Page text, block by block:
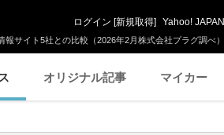
サイト5社との比較（2026年2月株式会社プラグ調べ）
ログイン [新規取得] Yahoo! JAPAN
オリジナル記事 マイカー